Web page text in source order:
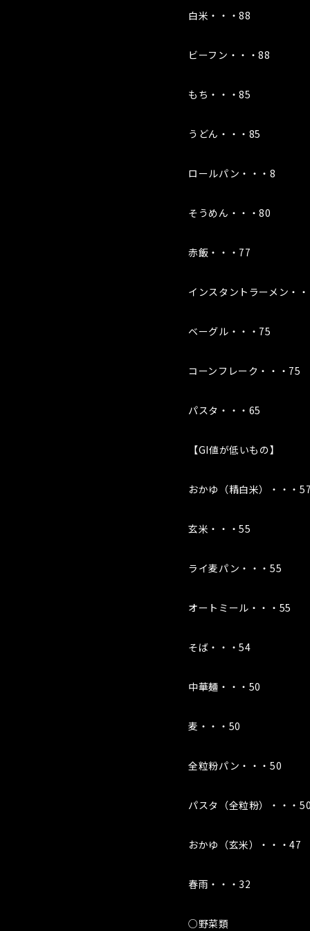
白米・・・88
ビーフン・・・88
もち・・・85
うどん・・・85
ロールパン・・・8
そうめん・・・80
赤飯・・・77
インスタントラーメン・
ベーグル・・・75
コーンフレーク・・・75
パスタ・・・65
【GI値が低いもの】
おかゆ（精白米）・・・
玄米・・・55
ライ麦パン・・・55
オートミール・・・55
そば・・・54
中華麺・・・50
麦・・・50
全粒粉パン・・・50
パスタ（全粒粉）・・・
おかゆ（玄米）・・・47
春雨・・・32
○野菜類